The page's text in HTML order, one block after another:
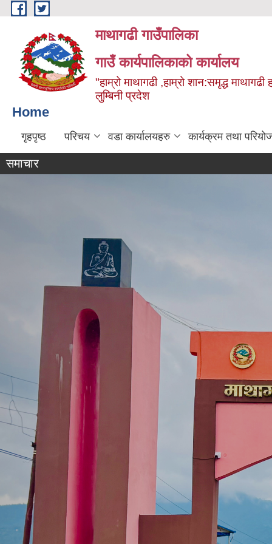
Skip to main content
माथागढी गाउँपालिका
गाउँ कार्यपालिकाको कार्यालय
"हाम्रो माथागढी ,हाम्रो शान:समृद्ध माथागढी
लुम्बिनी प्रदेश
Home
गृहपृष्ठ परिचय वडा कार्यालयहरु कार्यक्रम तथा
समाचार
बाँसटारी झडेवा दुम्कीबाँस सडक अन्तर्गत
सराईमा कालोपत्र सम्पन्न भएको सडक
माथागढी -४, झडेवा स्थित गाउँपालिका भवन र
परिवेश
वडा नं. ८ बहादुरपुरमा निर्माणाधीन अवस्थामा